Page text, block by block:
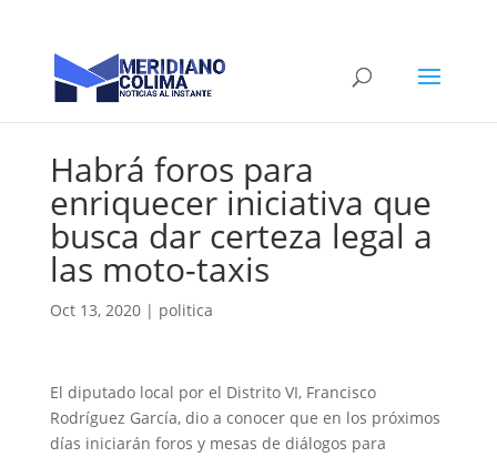
Habrá foros para
enriquecer iniciativa que
busca dar certeza legal a
las moto-taxis
Oct 13, 2020| politica
El diputado local por el Distrito VI, Francisco
Rodríguez García, dio a conocer que en los próximos
días iniciarán foros y mesas de diálogos para